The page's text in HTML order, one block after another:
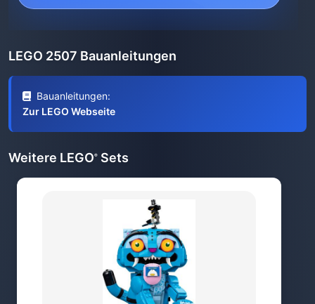
LEGO 2507 Bauanleitungen
Bauanleitungen:
Zur LEGO Webseite
Weitere LEGO® Sets